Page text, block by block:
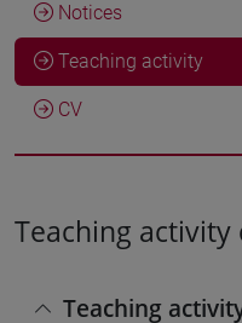
Notices
Teaching activity
CV
Teaching
Teaching